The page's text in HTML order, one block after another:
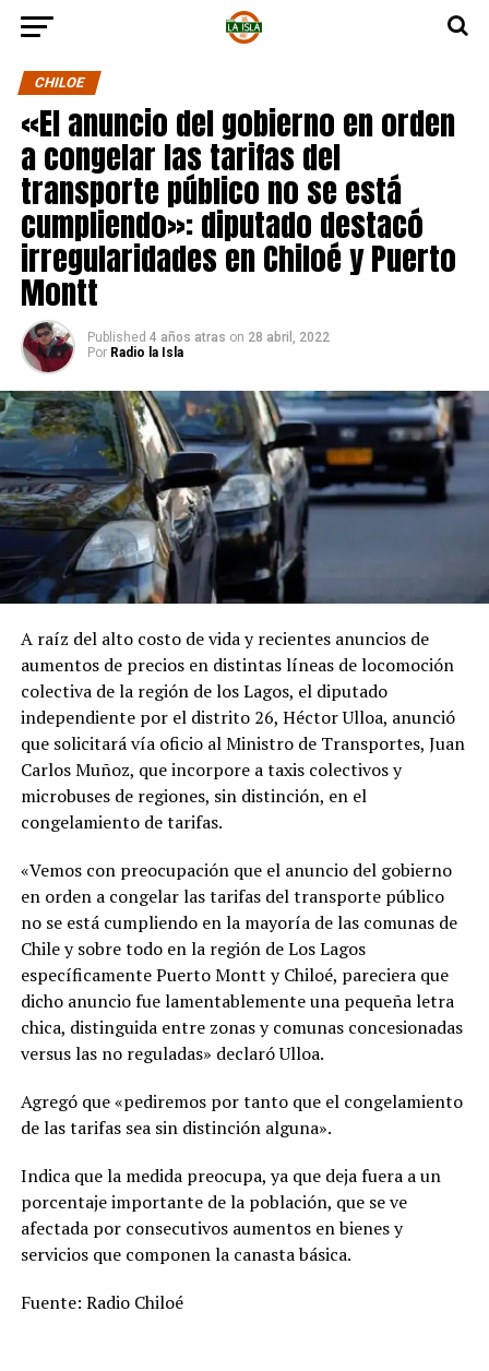
CHILOE
«El anuncio del gobierno en orden
a congelar las tarifas del
transporte público no se está
cumpliendo»: diputado destacó
irregularidades en Chiloé y Puerto
Montt
Published 4 años atras on 28 abril, 2022
Por Radio la Isla
A raíz del alto costo de vida y recientes anuncios de
aumentos de precios en distintas líneas de locomoción
colectiva de la región de los Lagos, el diputado
independiente por el distrito 26, Héctor Ulloa, anunció
que solicitará vía oficio al Ministro de Transportes, Juan
Carlos Muñoz, que incorpore a taxis colectivos y
microbuses de regiones, sin distinción, en el
congelamiento de tarifas.
«Vemos con preocupación que el anuncio del gobierno
en orden a congelar las tarifas del transporte público
no se está cumpliendo en la mayoría de las comunas de
Chile y sobre todo en la región de Los Lagos
específicamente Puerto Montt y Chiloé, pareciera que
dicho anuncio fue lamentablemente una pequeña letra
chica, distinguida entre zonas y comunas concesionadas
versus las no reguladas» declaró Ulloa.
Agregó que «pediremos por tanto que el congelamiento
de las tarifas sea sin distinción alguna».
Indica que la medida preocupa, ya que deja fuera a un
porcentaje importante de la población, que se ve
afectada por consecutivos aumentos en bienes y
servicios que componen la canasta básica.
Fuente: Radio Chiloé